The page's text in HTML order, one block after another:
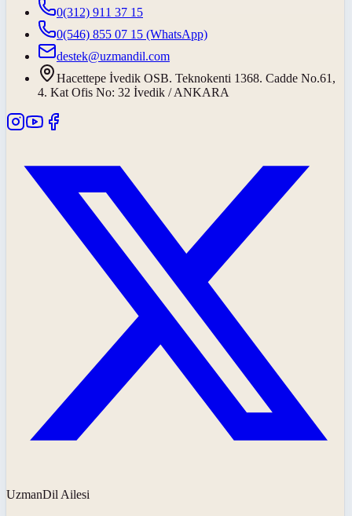
0(312) 911 37 15
0(546) 855 07 15 (WhatsApp)
destek@uzmandil.com
Hacettepe İvedik OSB. Teknokenti 1368. Cadde No.61,
4. Kat Ofis No: 32 İvedik / ANKARA
UzmanDil Ailesi